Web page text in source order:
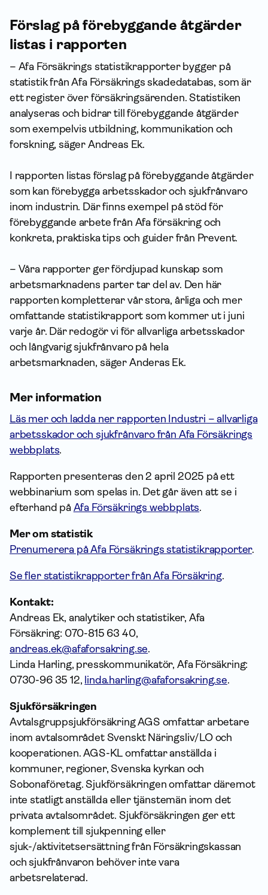
Förslag på förebyggande åtgärder
listas i rapporten
– Afa Försäkrings statistikrapporter bygger på
statistik från Afa Försäkrings skadedatabas, som är
ett register över försäkringsärenden. Statistiken
analyseras och bidrar till förebyggande åtgärder
som exempelvis utbildning, kommunikation och
forskning, säger Andreas Ek.
I rapporten listas förslag på förebyggande åtgärder
som kan förebygga arbetsskador och sjukfrånvaro
inom industrin. Där finns exempel på stöd för
förebyggande arbete från Afa försäkring och
konkreta, praktiska tips och guider från Prevent.
– Våra rapporter ger fördjupad kunskap som
arbetsmarknadens parter tar del av. Den här
rapporten kompletterar vår stora, årliga och mer
omfattande statistikrapport som kommer ut i juni
varje år. Där redogör vi för allvarliga arbetsskador
och långvarig sjukfrånvaro på hela
arbetsmarknaden, säger Anderas Ek.
Mer information
Läs mer och ladda ner rapporten Industri – allvarliga
arbetsskador och sjukfrånvaro från Afa Försäkrings
webbplats.
Rapporten presenteras den 2 april 2025 på ett
webbinarium som spelas in. Det går även att se i
efterhand på Afa Försäkrings webbplats.
Mer om statistik
Prenumerera på Afa Försäkrings statistikrapporter.
Se fler statistikrapporter från Afa Försäkring.
Kontakt:
Andreas Ek, analytiker och statistiker, Afa
Försäkring: 070-815 63 40,
andreas.ek@afaforsakring.se.
Linda Harling, presskommunikatör, Afa Försäkring:
0730-96 35 12, linda.harling@afaforsakring.se.
Sjukförsäkringen
Avtalsgruppsjukförsäkring AGS omfattar arbetare
inom avtalsområdet Svenskt Näringsliv/LO och
kooperationen. AGS-KL omfattar anställda i
kommuner, regioner, Svenska kyrkan och
Sobonaföretag. Sjukförsäkringen omfattar däremot
inte statligt anställda eller tjänstemän inom det
privata avtalsområdet. Sjukförsäkringen ger ett
komplement till sjukpenning eller
sjuk-/aktivitetsersättning från Försäkringskassan
och sjukfrånvaron behöver inte vara
arbetsrelaterad.